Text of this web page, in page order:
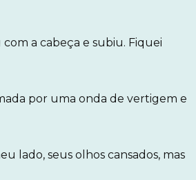
a cabeça e subiu. Fiquei
por uma onda de vertigem e
lado, seus olhos cansados, mas